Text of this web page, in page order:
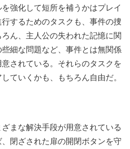
強化して短所を補うかはプレイ
するためのタスクも、事件の捜
ん、主人公の失われた記憶に関
細な問題など、事件とは無関係
されている。それらのタスクを
ていくかも、もちろん自由だ。
まな解決手段が用意されている
閉ざされた扉の開閉ボタンを守